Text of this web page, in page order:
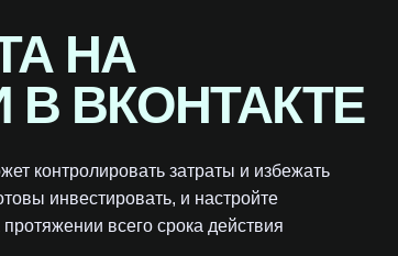
НА
ВКОНТАКТЕ
контролировать затраты и избежать
инвестировать, и настройте
всего срока действия